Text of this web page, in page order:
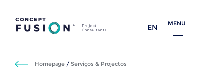
EN MENU
Homepage/ Serviços & Projectos